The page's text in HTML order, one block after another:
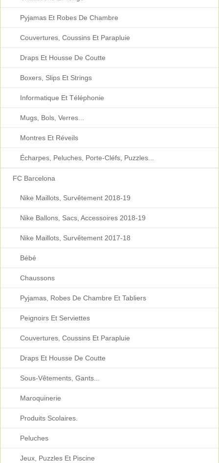
Pyjamas Et Robes De Chambre
Couvertures, Coussins Et Parapluie
Draps Et Housse De Coutte
Boxers, Slips Et Strings
Informatique Et Téléphonie
Mugs, Bols, Verres...
Montres Et Réveils
Écharpes, Peluches, Porte-Cléfs, Puzzles...
FC Barcelona
Nike Maillots, Survêtement 2018-19
Nike Ballons, Sacs, Accessoires 2018-19
Nike Maillots, Survêtement 2017-18
Bébé
Chaussons
Pyjamas, Robes De Chambre Et Tabliers
Peignoirs Et Serviettes
Couvertures, Coussins Et Parapluie
Draps Et Housse De Coutte
Sous-Vêtements, Gants...
Maroquinerie
Produits Scolaires.
Peluches
Jeux, Puzzles Et Piscine